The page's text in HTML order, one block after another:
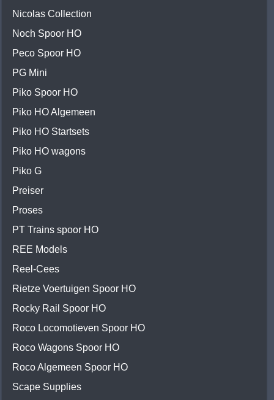
Nicolas Collection
Noch Spoor HO
Peco Spoor HO
PG Mini
Piko Spoor HO
Piko HO Algemeen
Piko HO Startsets
Piko HO wagons
Piko G
Preiser
Proses
PT Trains spoor HO
REE Models
Reel-Cees
Rietze Voertuigen Spoor HO
Rocky Rail Spoor HO
Roco Locomotieven Spoor HO
Roco Wagons Spoor HO
Roco Algemeen Spoor HO
Scape Supplies